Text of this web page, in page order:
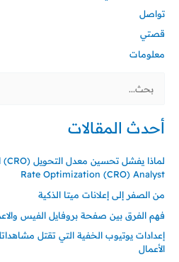
تواصل
قصتي
معلومات
البحث
أحدث المقالات
Rate Optimization (CRO) Analyst
من الصفر إلى إعلانات ميتا الذكية
فهم الفرق بين صفحة بروفايل الفيس
إعدادات يوتيوب الخفية التي تقتل
الأعمال